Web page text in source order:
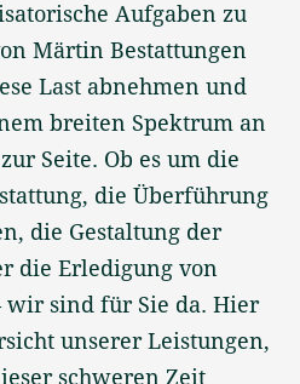
Aufgaben zu
Märtin Bestattungen
Last abnehmen und
breiten Spektrum an
Seite. Ob es um die
die Überführung
die Gestaltung der
die Erledigung von
wir sind für Sie da. Hier
unserer Leistungen,
schweren Zeit